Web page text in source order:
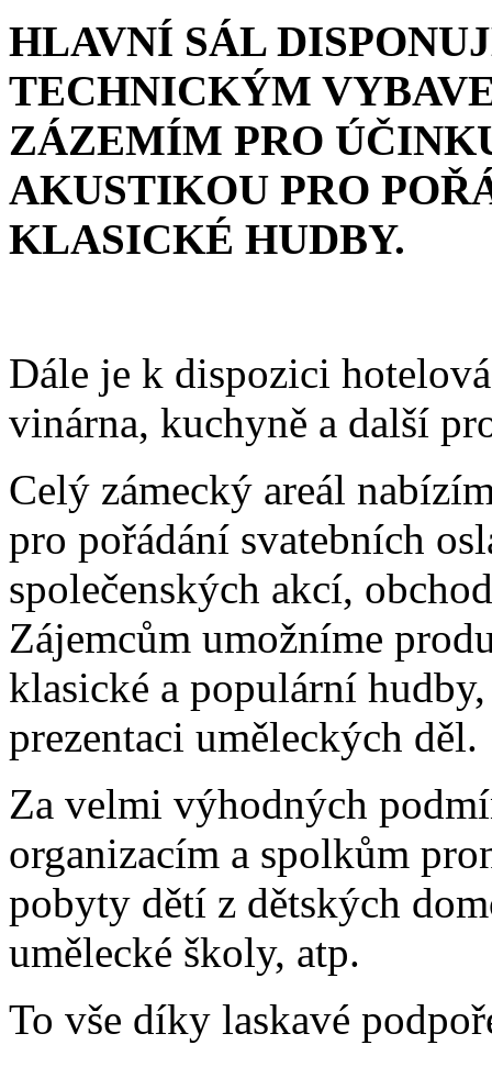
HLAVNÍ SÁL
TECHNICKÝM
ZÁZEMÍM PRO
AKUSTIKOU PRO
KLASICKÉ HUDBY.
Dále je k dispozici
vinárna, kuchyně a další
Celý zámecký areál
pro pořádání svatebních
společenských akcí,
Zájemcům umožníme
klasické a populární
prezentaci uměleckých děl.
Za velmi výhodných
organizacím a spolkům
pobyty dětí z dětských
umělecké školy,
To vše díky laskavé